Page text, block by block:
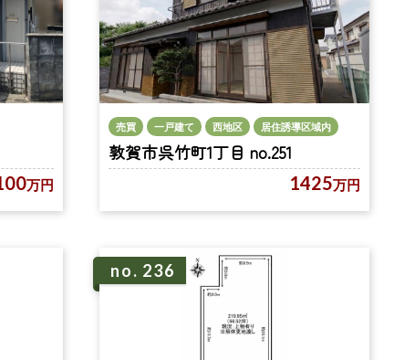
万円
売買 一戸建て 西地区 居住誘導区域内
敦賀市呉竹町1丁目 no.251
1425万円
no. 236